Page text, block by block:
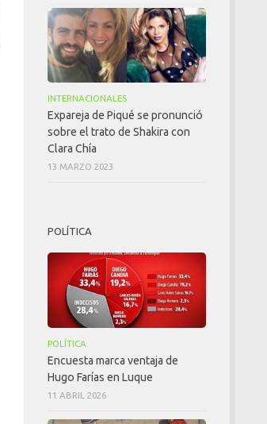
INTERNACIONALES
Expareja de Piqué se pronunció
sobre el trato de Shakira con
Clara Chía
13 MARZO 2023
POLÍTICA
POLÍTICA
Encuesta marca ventaja de
Hugo Farías en Luque
11 ABRIL 2026